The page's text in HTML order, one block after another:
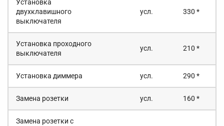
Установка
двухклавишного
выключателя
усл. 330 *
Установка проходного
выключателя
усл. 210 *
Установка диммера усл. 290 *
Замена розетки усл. 160 *
Замена розетки с